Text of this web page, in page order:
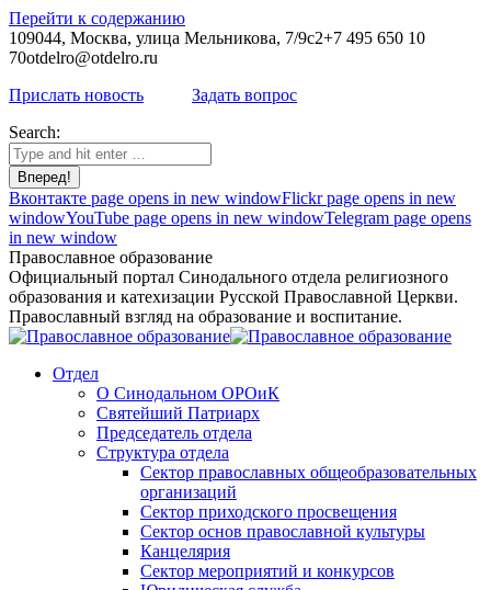
Перейти к содержанию
109044, Москва, улица Мельникова, 7/9с2+7 495 650 10
70otdelro@otdelro.ru
Прислать новость
Задать вопрос
Search:
Вконтакте page opens in new windowFlickr page opens in new
windowYouTube page opens in new windowTelegram page opens
in new window
Православное образование
Официальный портал Синодального отдела религиозного
образования и катехизации Русской Православной Церкви.
Православный взгляд на образование и воспитание.
Отдел
О Синодальном ОРОиК
Святейший Патриарх
Председатель отдела
Структура отдела
Сектор православных общеобразовательных
организаций
Сектор приходского просвещения
Сектор основ православной культуры
Канцелярия
Сектор мероприятий и конкурсов